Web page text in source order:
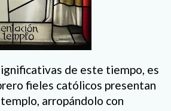
de este tiempo, es
fieles católicos presentan
arropándolo con